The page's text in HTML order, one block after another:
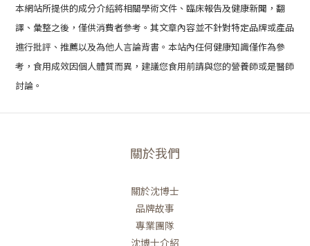
本網站所提供的成分介紹將相關學術文件、臨床報告及健康新聞，翻
譯、彙整之後，僅供消費者參考。其文章內容並不針對特定品牌或產品
進行批評、推薦以及為他人言論背書。本站內任何健康知識僅作為參
考，食用成效因個人體質而異，建議您食用前請與您的營養師或是醫師
討論。
關於我們
關於沈博士
品牌故事
專業團隊
沈博士介紹